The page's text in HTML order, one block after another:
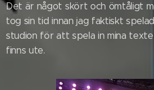
Det är något skört och ömtåligt
tog sin tid innan jag faktiskt
studion för att spela in mina
finns ute.